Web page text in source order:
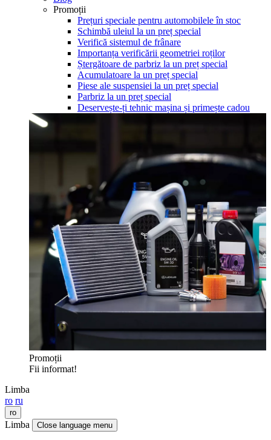
Promoții
Prețuri speciale pentru automobilele în stoc
Schimbă uleiul la un preț special
Verifică sistemul de frânare
Importanța verificării geometriei roților
Ștergătoare de parbriz la un preț special
Acumulatoare la un preț special
Piese ale suspensiei la un preț special
Parbriz la un preț special
Deservește-ți tehnic mașina și primește cadou
Promoții
Fii informat!
Limba
ro ru
ro
Limba Close language menu